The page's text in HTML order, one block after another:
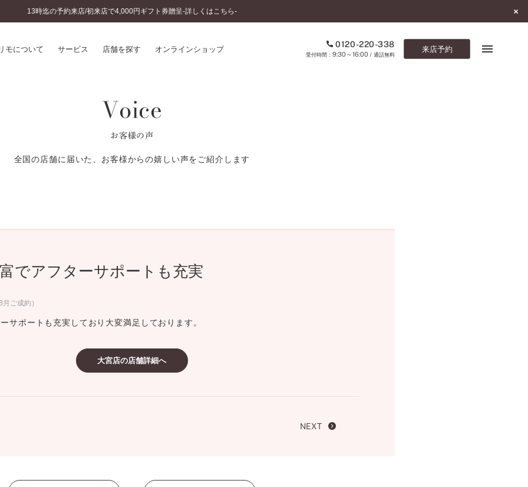
13時迄の予約来店/初来店で4,000円ギフト券贈呈-詳しくはこちら-
モについて サービス 店舗を探す オンラインショップ 0120-220-338
9:30～16:00/ 通話無料
来店予約
のこだわり
スダイヤモンド&バースストー
ーズサポート
予約について
婚約指輪とは
結婚指輪とは
セットリングとは
ショップブログ
Voice
お客様の声
全国の店舗に届いた、お客様からの嬉しい声をご紹介します
でアフターサポートも充実
ご成約）
サポートも充実しており大変満足しております。
大宮店の店舗詳細へ
NEXT